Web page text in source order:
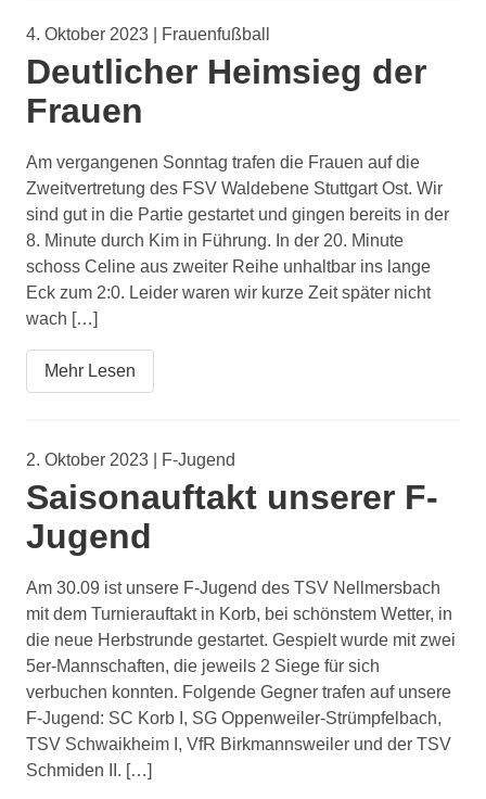
4. Oktober 2023 | Frauenfußball
Deutlicher Heimsieg der
Frauen
Am vergangenen Sonntag trafen die Frauen auf die
Zweitvertretung des FSV Waldebene Stuttgart Ost. Wir
sind gut in die Partie gestartet und gingen bereits in der
8. Minute durch Kim in Führung. In der 20. Minute
schoss Celine aus zweiter Reihe unhaltbar ins lange
Eck zum 2:0. Leider waren wir kurze Zeit später nicht
wach […]
Mehr Lesen
2. Oktober 2023 | F-Jugend
Saisonauftakt unserer F-
Jugend
Am 30.09 ist unsere F-Jugend des TSV Nellmersbach
mit dem Turnierauftakt in Korb, bei schönstem Wetter, in
die neue Herbstrunde gestartet. Gespielt wurde mit zwei
5er-Mannschaften, die jeweils 2 Siege für sich
verbuchen konnten. Folgende Gegner trafen auf unsere
F-Jugend: SC Korb I, SG Oppenweiler-Strümpfelbach,
TSV Schwaikheim I, VfR Birkmannsweiler und der TSV
Schmiden II. […]